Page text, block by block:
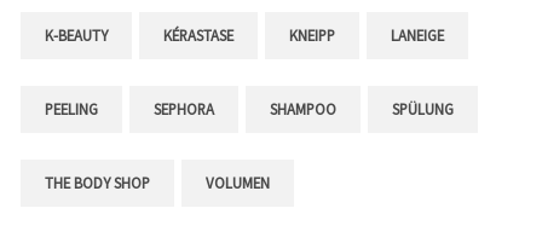
K-BEAUTY KÉRASTASE KNEIPP LANEIGE
PEELING SEPHORA SHAMPOO SPÜLUNG
THE BODY SHOP VOLUMEN